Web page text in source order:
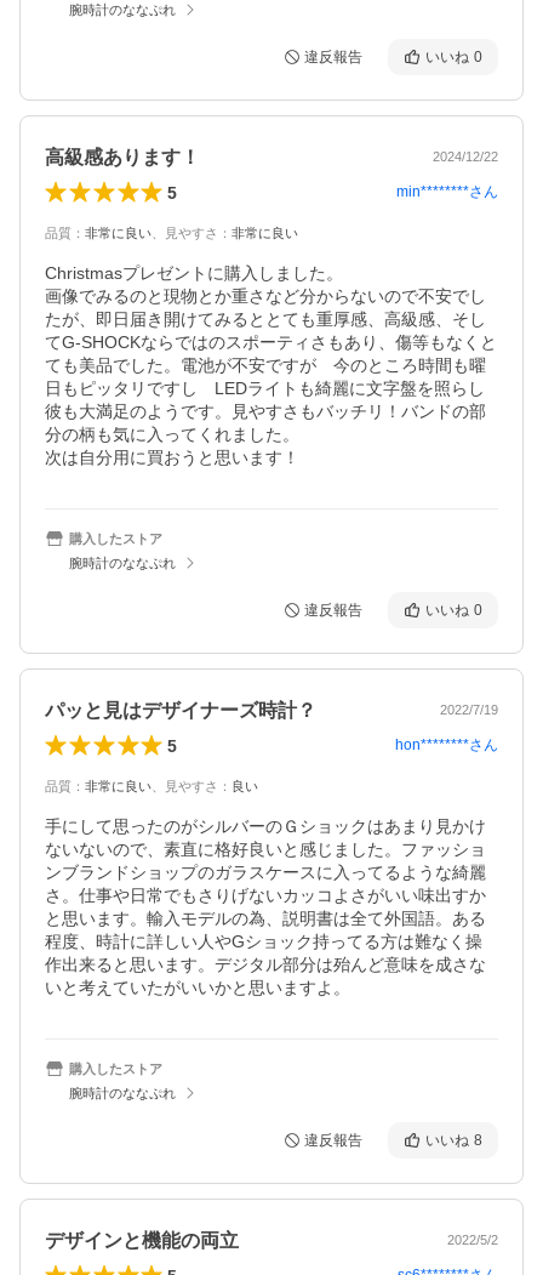
腕時計のななぷれ
違反報告 いいね 0
高級感あります！ 2024/12/22
5 min********さん
品質 ： 非常に良い 見やすさ ： 非常に良い
Christmasプレゼントに購入しました。
画像でみるのと現物とか重さなど分からないので不安でし
たが、即日届き開けてみるととても重厚感、高級感、そし
てG-SHOCKならではのスポーティさもあり、傷等もなくと
ても美品でした。電池が不安ですが　今のところ時間も曜
日もピッタリですし　LEDライトも綺麗に文字盤を照らし
彼も大満足のようです。見やすさもバッチリ！バンドの部
分の柄も気に入ってくれました。
次は自分用に買おうと思います！
購入したストア
腕時計のななぷれ
違反報告 いいね 0
パッと見はデザイナーズ時計？ 2022/7/19
5 hon********さん
品質 ： 非常に良い 見やすさ ： 良い
手にして思ったのがシルバーのＧショックはあまり見かけ
ないないので、素直に格好良いと感じました。ファッショ
ンブランドショップのガラスケースに入ってるような綺麗
さ。仕事や日常でもさりげないカッコよさがいい味出すか
と思います。輸入モデルの為、説明書は全て外国語。ある
程度、時計に詳しい人やGショック持ってる方は難なく操
作出来ると思います。デジタル部分は殆んど意味を成さな
いと考えていたがいいかと思いますよ。
購入したストア
腕時計のななぷれ
違反報告 いいね 8
デザインと機能の両立 2022/5/2